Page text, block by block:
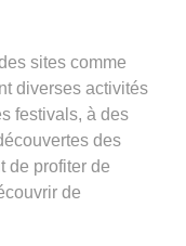
sites comme
diverses activités
festivals, à des
des
de profiter de
de